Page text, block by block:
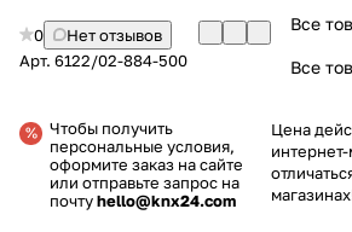
0
Нет отзывов
Арт. 6122/02-884-500
Чтобы получить
персональные условия,
оформите заказ на сайте
или отправьте запрос на
почтуhello@knx24.com
Все
Все
Цена